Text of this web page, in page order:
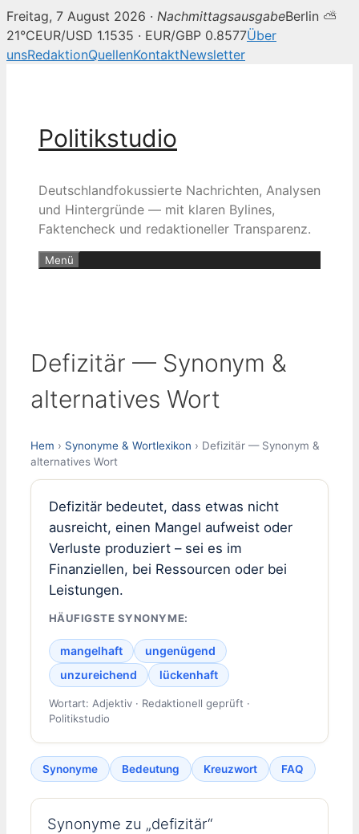
Freitag, 7 August 2026 · NachmittagsausgabeBerlin ⛅
21°CEUR/USD 1.1535 · EUR/GBP 0.8577Über
unsRedaktionQuellenKontaktNewsletter
Politikstudio
Deutschlandfokussierte Nachrichten, Analysen
und Hintergründe — mit klaren Bylines,
Faktencheck und redaktioneller Transparenz.
Menü
Defizitär — Synonym &
alternatives Wort
Hem › Synonyme & Wortlexikon › Defizitär — Synonym &
alternatives Wort
Defizitär bedeutet, dass etwas nicht
ausreicht, einen Mangel aufweist oder
Verluste produziert – sei es im
Finanziellen, bei Ressourcen oder bei
Leistungen.
HÄUFIGSTE SYNONYME:
mangelhaft
ungenügend
unzureichend
lückenhaft
Wortart: Adjektiv · Redaktionell geprüft ·
Politikstudio
Synonyme Bedeutung Kreuzwort FAQ
Synonyme zu „defizitär“